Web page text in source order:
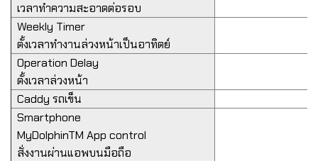
เวลาทำความสะอาดต่อรอบ
Weekly Timer
ตั้งเวลาทำงานล่วงหน้าเป็นอาทิตย์
Operation Delay
ตั้งเวลาล่วงหน้า
Caddy รถเข็น
Smartphone
MyDolphinTM App control
สั่งงานผ่านแอพบนมือถือ